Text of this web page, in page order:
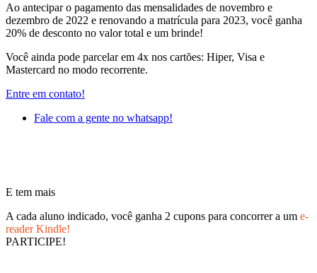
Ao antecipar o pagamento das mensalidades de novembro e
dezembro de 2022 e renovando a matrícula para 2023, você ganha
20% de desconto no valor total e um brinde!
Você ainda pode parcelar em 4x nos cartões: Hiper, Visa e
Mastercard no modo recorrente.
Entre em contato!
Fale com a gente no whatsapp!
E tem mais
A cada aluno indicado, você ganha 2 cupons para concorrer a um e-
reader Kindle!
PARTICIPE!